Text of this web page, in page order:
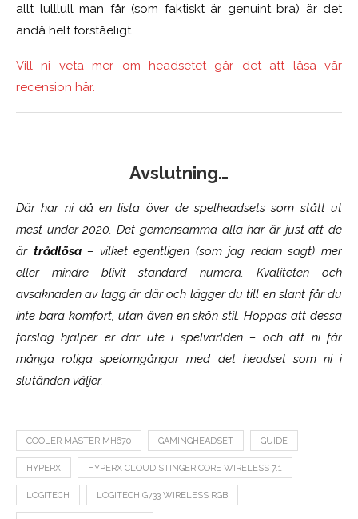
allt lulllull man får (som faktiskt är genuint bra) är det
ändå helt förståeligt.
Vill ni veta mer om headsetet går det att läsa vår
recension här.
Avslutning…
Där har ni då en lista över de spelheadsets som stått ut
mest under 2020. Det gemensamma alla har är just att de
är trådlösa– vilket egentligen (som jag redan sagt) mer
eller mindre blivit standard numera. Kvaliteten och
avsaknaden av lagg är där och lägger du till en slant får du
inte bara komfort, utan även en skön stil. Hoppas att dessa
förslag hjälper er där ute i spelvärlden – och att ni får
många roliga spelomgångar med det headset som ni i
slutänden väljer.
COOLER MASTER MH670 GAMINGHEADSET GUIDE
HYPERX HYPERX CLOUD STINGER CORE WIRELESS 7.1
LOGITECH LOGITECH G733 WIRELESS RGB